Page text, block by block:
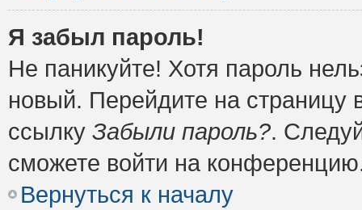
Я забыл пароль!
Не паникуйте! Хотя пароль
новый. Перейдите на
ссылку Забыли пароль?.
сможете войти на
Вернуться к началу